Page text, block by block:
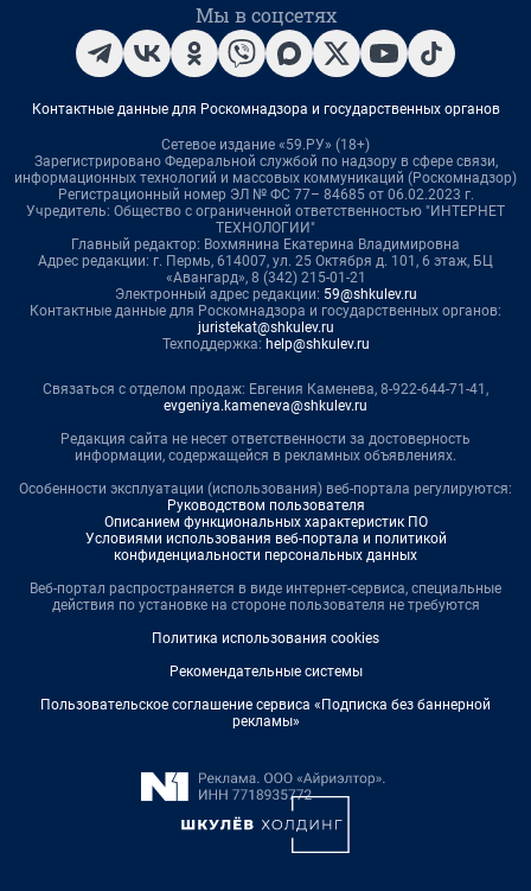
Мы в соцсетях
Контактные данные для Роскомнадзора и государственных органов
Сетевое издание «59.РУ» (18+)
Зарегистрировано Федеральной службой по надзору в сфере связи,
информационных технологий и массовых коммуникаций (Роскомнадзор)
Регистрационный номер ЭЛ № ФС 77– 84685 от 06.02.2023 г.
Учредитель: Общество с ограниченной ответственностью "ИНТЕРНЕТ
ТЕХНОЛОГИИ"
Главный редактор: Вохмянина Екатерина Владимировна
Адрес редакции: г. Пермь, 614007, ул. 25 Октября д. 101, 6 этаж, БЦ
«Авангард», 8 (342) 215-01-21
Электронный адрес редакции: 59@shkulev.ru
Контактные данные для Роскомнадзора и государственных органов:
juristekat@shkulev.ru
Техподдержка: help@shkulev.ru
Связаться с отделом продаж: Евгения Каменева, 8-922-644-71-41,
evgeniya.kameneva@shkulev.ru
Редакция сайта не несет ответственности за достоверность
информации, содержащейся в рекламных объявлениях.
Особенности эксплуатации (использования) веб-портала регулируются:
Руководством пользователя
Описанием функциональных характеристик ПО
Условиями использования веб-портала и политикой
конфиденциальности персональных данных
Веб-портал распространяется в виде интернет-сервиса, специальные
действия по установке на стороне пользователя не требуются
Политика использования cookies
Рекомендательные системы
Пользовательское соглашение сервиса «Подписка без баннерной
рекламы»